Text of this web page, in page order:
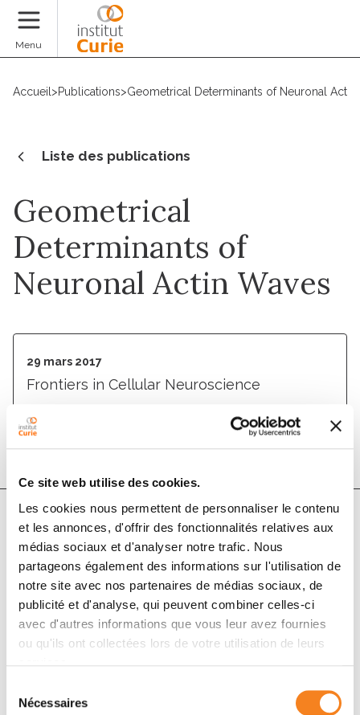
Ce site web utilise des cookies.
Les cookies nous permettent de personnaliser le contenu
et les annonces, d'offrir des fonctionnalités relatives aux
médias sociaux et d'analyser notre trafic. Nous
partageons également des informations sur l'utilisation de
notre site avec nos partenaires de médias sociaux, de
publicité et d'analyse, qui peuvent combiner celles-ci
avec d'autres informations que vous leur avez fournies
ou qu'ils ont collectées lors de votre utilisation de leurs
Nécessaires
Menu
Accueil >Publications>Geometrical Determinants of Neuronal Actin
Liste des publications
Geometrical
Determinants of
Neuronal Actin Waves
29 mars 2017
Frontiers in Cellular Neuroscience
DOI : 10.3389/fncel.2017.00086
Auteurs
Caterina Tomba, Céline Braïni, Ghislain Bugnicourt,
Floriane Cohen, Benjamin M. Friedrich, Nir S. Gov,
Catherine Villard